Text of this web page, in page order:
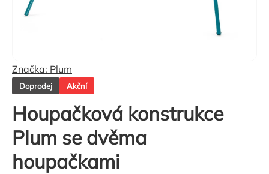
Houpačková konstrukce
Plum se dvěma
houpačkami
Doprodej Akční
Značka: Plum